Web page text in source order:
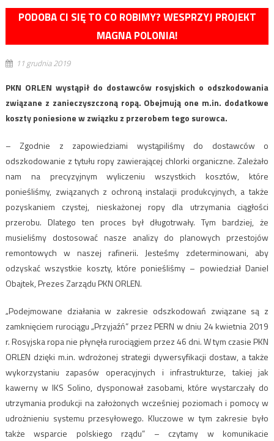
PODOBA CI SIĘ TO CO ROBIMY? WESPRZYJ PROJEKT
MAGNA POLONIA!
11 grudnia 2019
PKN ORLEN wystąpił do dostawców rosyjskich o odszkodowania
związane z zanieczyszczoną ropą. Obejmują one m.in. dodatkowe
koszty poniesione w związku z przerobem tego surowca.
– Zgodnie z zapowiedziami wystąpiliśmy do dostawców o
odszkodowanie z tytułu ropy zawierającej chlorki organiczne. Zależało
nam na precyzyjnym wyliczeniu wszystkich kosztów, które
ponieśliśmy, związanych z ochroną instalacji produkcyjnych, a także
pozyskaniem czystej, nieskażonej ropy dla utrzymania ciągłości
przerobu. Dlatego ten proces był długotrwały. Tym bardziej, że
musieliśmy dostosować nasze analizy do planowych przestojów
remontowych w naszej rafinerii. Jesteśmy zdeterminowani, aby
odzyskać wszystkie koszty, które ponieśliśmy – powiedział Daniel
Obajtek, Prezes Zarządu PKN ORLEN.
„Podejmowane działania w zakresie odszkodowań związane są z
zamknięciem rurociągu „Przyjaźń” przez PERN w dniu 24 kwietnia 2019
r. Rosyjska ropa nie płynęła rurociągiem przez 46 dni. W tym czasie PKN
ORLEN dzięki m.in. wdrożonej strategii dywersyfikacji dostaw, a także
wykorzystaniu zapasów operacyjnych i infrastrukturze, takiej jak
kawerny w IKS Solino, dysponował zasobami, które wystarczały do
utrzymania produkcji na założonych wcześniej poziomach i pomocy w
udrożnieniu systemu przesyłowego. Kluczowe w tym zakresie było
także wsparcie polskiego rządu” – czytamy w komunikacie